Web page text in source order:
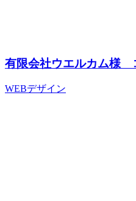
有限会社ウエルカム様
WEBデザイン